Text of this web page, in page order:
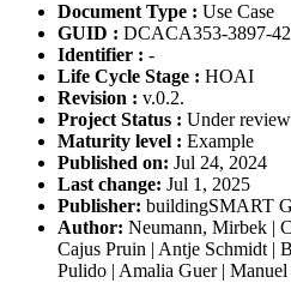
Document Type : Use Case
GUID : DCACA353-3897-
Identifier : -
Life Cycle Stage : HOAI
Revision : v.0.2.
Project Status : Under review
Maturity level : Example
Published on: Jul 24, 2024
Last change: Jul 1, 2025
Publisher: buildingSMART
Author: Neumann, Mirbek |
Cajus Pruin | Antje Schmidt |
Pulido | Amalia Guer |